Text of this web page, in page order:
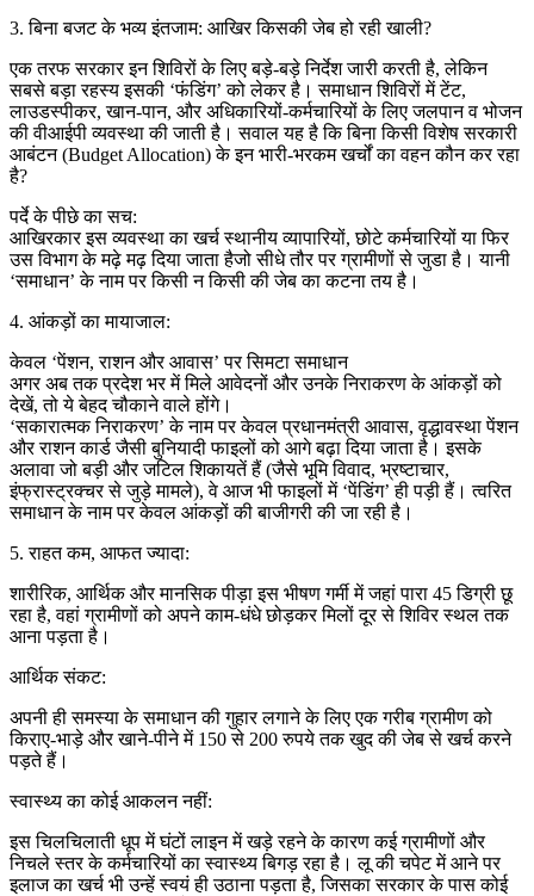
3. बिना बजट के भव्य इंतजाम: आखिर किसकी जेब हो रही खाली?
एक तरफ सरकार इन शिविरों के लिए बड़े-बड़े निर्देश जारी करती है, लेकिन
सबसे बड़ा रहस्य इसकी ‘फंडिंग’ को लेकर है। समाधान शिविरों में टेंट,
लाउडस्पीकर, खान-पान, और अधिकारियों-कर्मचारियों के लिए जलपान व भोजन
की वीआईपी व्यवस्था की जाती है। सवाल यह है कि बिना किसी विशेष सरकारी
आबंटन (Budget Allocation) के इन भारी-भरकम खर्चों का वहन कौन कर रहा
है?
पर्दे के पीछे का सच:
आखिरकार इस व्यवस्था का खर्च स्थानीय व्यापारियों, छोटे कर्मचारियों या फिर
उस विभाग के मढ़े मढ़ दिया जाता हैजो सीधे तौर पर ग्रामीणों से जुडा है। यानी
‘समाधान’ के नाम पर किसी न किसी की जेब का कटना तय है।
4. आंकड़ों का मायाजाल:
केवल ‘पेंशन, राशन और आवास’ पर सिमटा समाधान
अगर अब तक प्रदेश भर में मिले आवेदनों और उनके निराकरण के आंकड़ों को
देखें, तो ये बेहद चौकाने वाले होंगे।
‘सकारात्मक निराकरण’ के नाम पर केवल प्रधानमंत्री आवास, वृद्धावस्था पेंशन
और राशन कार्ड जैसी बुनियादी फाइलों को आगे बढ़ा दिया जाता है। इसके
अलावा जो बड़ी और जटिल शिकायतें हैं (जैसे भूमि विवाद, भ्रष्टाचार,
इंफ्रास्ट्रक्चर से जुड़े मामले), वे आज भी फाइलों में ‘पेंडिंग’ ही पड़ी हैं। त्वरित
समाधान के नाम पर केवल आंकड़ों की बाजीगरी की जा रही है।
5. राहत कम, आफत ज्यादा:
शारीरिक, आर्थिक और मानसिक पीड़ा इस भीषण गर्मी में जहां पारा 45 डिग्री छू
रहा है, वहां ग्रामीणों को अपने काम-धंधे छोड़कर मिलों दूर से शिविर स्थल तक
आना पड़ता है।
आर्थिक संकट:
अपनी ही समस्या के समाधान की गुहार लगाने के लिए एक गरीब ग्रामीण को
किराए-भाड़े और खाने-पीने में 150 से 200 रुपये तक खुद की जेब से खर्च करने
पड़ते हैं।
स्वास्थ्य का कोई आकलन नहीं:
इस चिलचिलाती धूप में घंटों लाइन में खड़े रहने के कारण कई ग्रामीणों और
निचले स्तर के कर्मचारियों का स्वास्थ्य बिगड़ रहा है। लू की चपेट में आने पर
इलाज का खर्च भी उन्हें स्वयं ही उठाना पड़ता है, जिसका सरकार के पास कोई